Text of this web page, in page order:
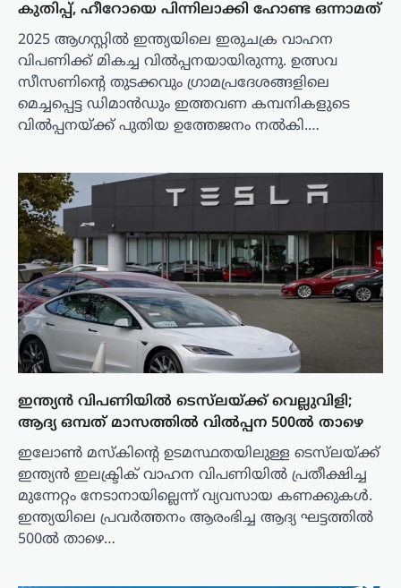
കുതിപ്പ്, ഹീറോയെ പിന്നിലാക്കി ഹോണ്ട ഒന്നാമത്
2025 ആഗസ്റ്റിൽ ഇന്ത്യയിലെ ഇരുചക്ര വാഹന
വിപണിക്ക് മികച്ച വിൽപ്പനയായിരുന്നു. ഉത്സവ
സീസണിന്‍റെ തുടക്കവും ഗ്രാമപ്രദേശങ്ങളിലെ
മെച്ചപ്പെട്ട ഡിമാൻഡും ഇത്തവണ കമ്പനികളുടെ
വിൽപ്പനയ്ക്ക് പുതിയ ഉത്തേജനം നൽകി.…
ഇന്ത്യൻ വിപണിയിൽ ടെസ്‌ലയ്ക്ക് വെല്ലുവിളി;
ആദ്യ ഒമ്പത് മാസത്തിൽ വിൽപ്പന 500ൽ താഴെ
ഇലോൺ മസ്‌കിന്റെ ഉടമസ്ഥതയിലുള്ള ടെസ്‌ലയ്ക്ക്
ഇന്ത്യൻ ഇലക്ട്രിക് വാഹന വിപണിയിൽ പ്രതീക്ഷിച്ച
മുന്നേറ്റം നേടാനായില്ലെന്ന് വ്യവസായ കണക്കുകൾ.
ഇന്ത്യയിലെ പ്രവർത്തനം ആരംഭിച്ച ആദ്യ ഘട്ടത്തിൽ
500ൽ താഴെ…